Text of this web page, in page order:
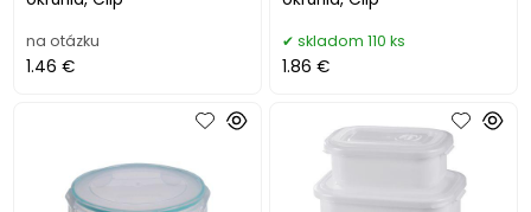
na otázku
1.46 €
skladom 110 ks
1.86 €